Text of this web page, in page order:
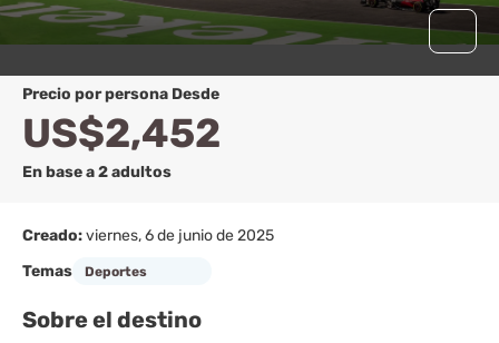
precio por persona Desde
US$2,452
En base a 2 adultos
Creado:viernes, 6 de junio de 2025
Temas
Deportes
Sobre el destino